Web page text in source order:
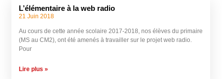
L’élémentaire à la web radio
21 Juin 2018
Au cours de cette année scolaire 2017-2018, nos élèves du primaire
(MS au CM2), ont été amenés à travailler sur le projet web radio.
Pour
Lire plus »